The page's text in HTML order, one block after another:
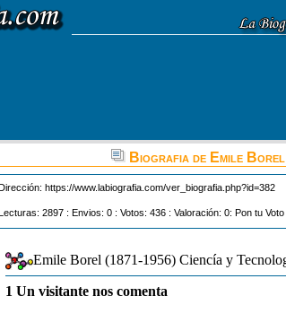
Biografia de Emile Borel
https://www.labiografia.com/ver_biografia.php?id=382
2897 : Envios: 0 : Votos: 436 : Valoración: 0: Pon tu Voto
Emile Borel (1871-1956) Ciencía y
1 Un visitante nos comenta